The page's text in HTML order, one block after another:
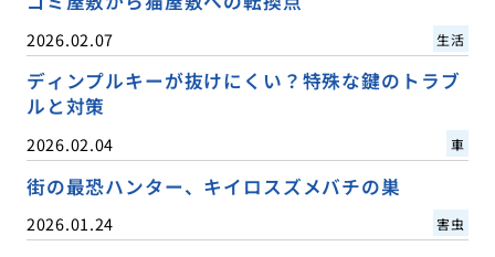
2026.02.07 生活
ディンプルキーが抜けにくい？特殊な鍵のトラブ
ルと対策
2026.02.04 車
街の最恐ハンター、キイロスズメバチの巣
2026.01.24 害虫